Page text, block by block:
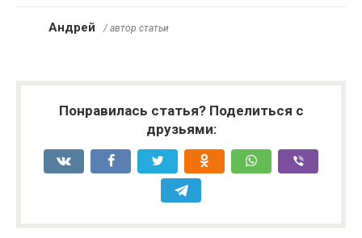
Андрей / автор статьи
Понравилась статья? Поделиться с
друзьями: